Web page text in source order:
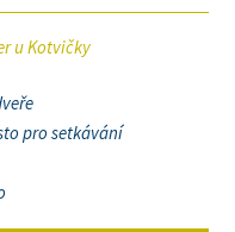
u Kotvičky
pro setkávání